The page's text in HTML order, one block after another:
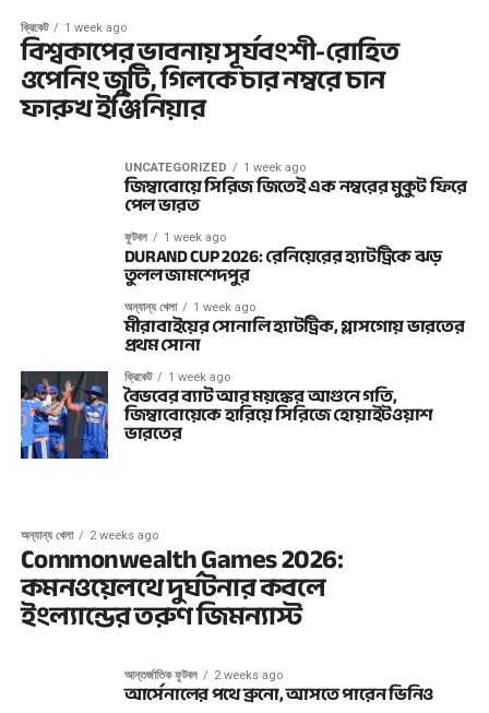
ক্রিকেট 1 week ago
বিশ্বকাপের ভাবনায় সূর্যবংশী-রোহিত
ওপেনিং জুটি, গিলকে চার নম্বরে চান
ফারুখ ইঞ্জিনিয়ার
UNCATEGORIZED 1 week ago
জিম্বাবোয়ে সিরিজ জিতেই এক নম্বরের মুকুট ফিরে
পেল ভারত
ফুটবল 1 week ago
DURAND CUP 2026: রেনিয়েরের হ্যাটট্রিকে ঝড়
তুলল জামশেদপুর
অন্যান্য খেলা 1 week ago
মীরাবাইয়ের সোনালি হ্যাটট্রিক, গ্লাসগোয় ভারতের
প্রথম সোনা
ক্রিকেট 1 week ago
বৈভবের ব্যাট আর ময়ঙ্কের আগুনে গতি,
জিম্বাবোয়েকে হারিয়ে সিরিজে হোয়াইটওয়াশ
ভারতের
অন্যান্য খেলা 2 weeks ago
Commonwealth Games 2026:
কমনওয়েলথে দুর্ঘটনার কবলে
ইংল্যান্ডের তরুণ জিমন্যাস্ট
আন্তর্জাতিক ফুটবল 2 weeks ago
আর্সেনালের পথে ব্রুনো, আসতে পারেন ভিনিও